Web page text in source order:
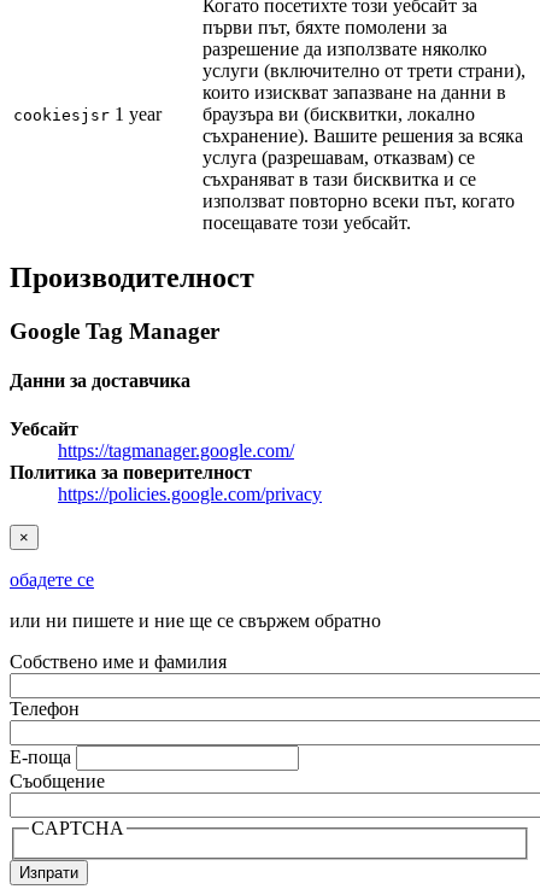
cookiesjsr 1 year
Когато посетихте този уебсайт за
първи път, бяхте помолени за
разрешение да използвате няколко
услуги (включително от трети страни),
които изискват запазване на данни в
браузъра ви (бисквитки, локално
съхранение). Вашите решения за всяка
услуга (разрешавам, отказвам) се
съхраняват в тази бисквитка и се
използват повторно всеки път, когато
посещавате този уебсайт.
Производителност
Google Tag Manager
Данни за доставчика
Уебсайт
https://tagmanager.google.com/
Политика за поверителност
https://policies.google.com/privacy
×
обадете се
или ни пишете и ние ще се свържем обратно
Собствено име и фамилия
Телефон
Е-поща
Съобщение
CAPTCHA